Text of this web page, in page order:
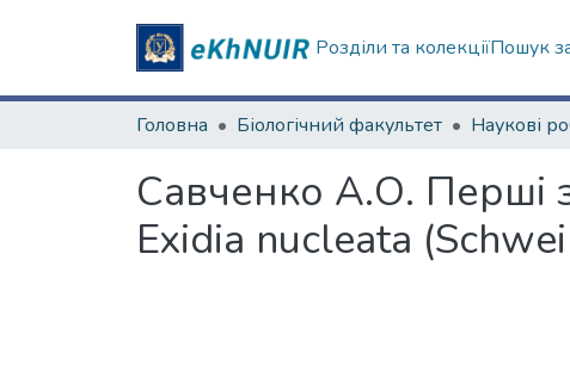
Розділи та колекціїПошук
Головна Біологічний факультет
Савченко А.О. Перші
Exidia nucleata